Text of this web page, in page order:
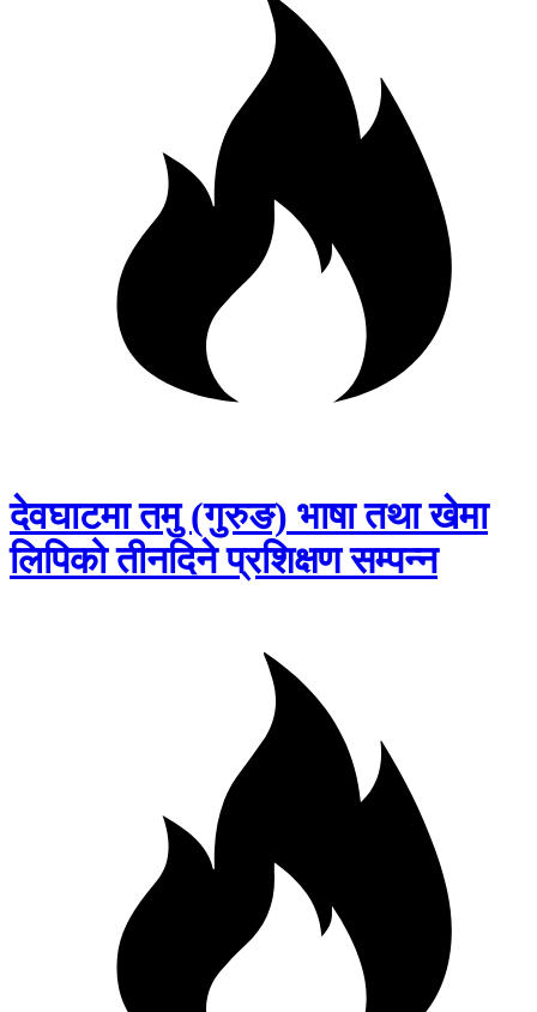
देवघाटमा तमु (गुरुङ) भाषा तथा खेमा
लिपिको तीनदिने प्रशिक्षण सम्पन्न